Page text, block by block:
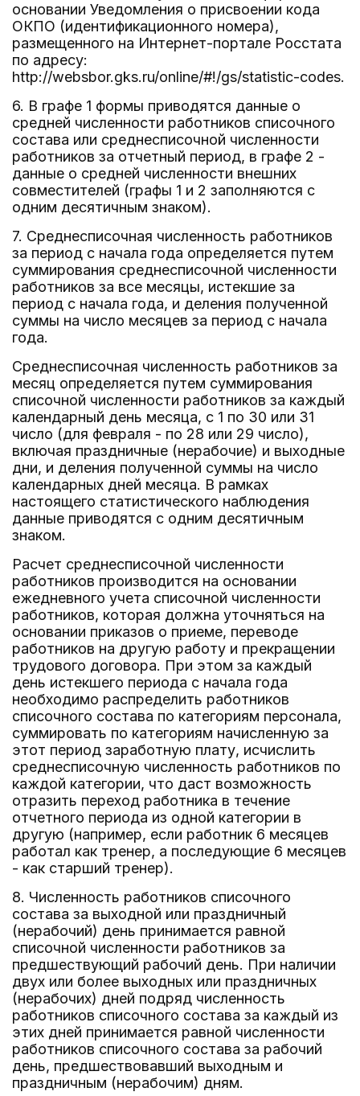
основании Уведомления о присвоении кода
ОКПО (идентификационного номера),
размещенного на Интернет-портале Росстата
по адресу:
http://websbor.gks.ru/online/#!/gs/statistic-codes.
6. В графе 1 формы приводятся данные о
средней численности работников списочного
состава или среднесписочной численности
работников за отчетный период, в графе 2 -
данные о средней численности внешних
совместителей (графы 1 и 2 заполняются с
одним десятичным знаком).
7. Среднесписочная численность работников
за период с начала года определяется путем
суммирования среднесписочной численности
работников за все месяцы, истекшие за
период с начала года, и деления полученной
суммы на число месяцев за период с начала
года.
Среднесписочная численность работников за
месяц определяется путем суммирования
списочной численности работников за каждый
календарный день месяца, с 1 по 30 или 31
число (для февраля - по 28 или 29 число),
включая праздничные (нерабочие) и выходные
дни, и деления полученной суммы на число
календарных дней месяца. В рамках
настоящего статистического наблюдения
данные приводятся с одним десятичным
знаком.
Расчет среднесписочной численности
работников производится на основании
ежедневного учета списочной численности
работников, которая должна уточняться на
основании приказов о приеме, переводе
работников на другую работу и прекращении
трудового договора. При этом за каждый
день истекшего периода с начала года
необходимо распределить работников
списочного состава по категориям персонала,
суммировать по категориям начисленную за
этот период заработную плату, исчислить
среднесписочную численность работников по
каждой категории, что даст возможность
отразить переход работника в течение
отчетного периода из одной категории в
другую (например, если работник 6 месяцев
работал как тренер, а последующие 6 месяцев
- как старший тренер).
8. Численность работников списочного
состава за выходной или праздничный
(нерабочий) день принимается равной
списочной численности работников за
предшествующий рабочий день. При наличии
двух или более выходных или праздничных
(нерабочих) дней подряд численность
работников списочного состава за каждый из
этих дней принимается равной численности
работников списочного состава за рабочий
день, предшествовавший выходным и
праздничным (нерабочим) дням.